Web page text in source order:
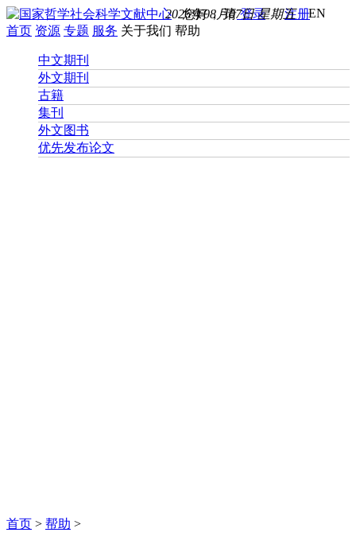
您好， 请登录 注册EN
2026年08月07日 星期五
首页 资源 专题 服务 关于我们 帮助
中文期刊
外文期刊
古籍
集刊
外文图书
优先发布论文
首页 > 帮助 >